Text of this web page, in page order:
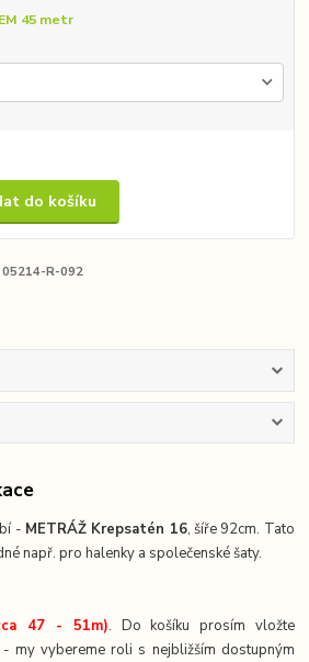
45 metr
do košíku
05214-R-092
- METRÁŽ Krepsatén 16, šíře 92cm. Tato
např. pro halenky a společenské šaty.
47 - 51m). Do košíku prosím vložte
my vybereme roli s nejbližším dostupným